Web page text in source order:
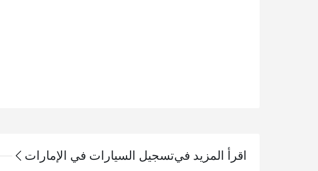
اقرأ المزيد فيتسجيل السيارات في الإمارات